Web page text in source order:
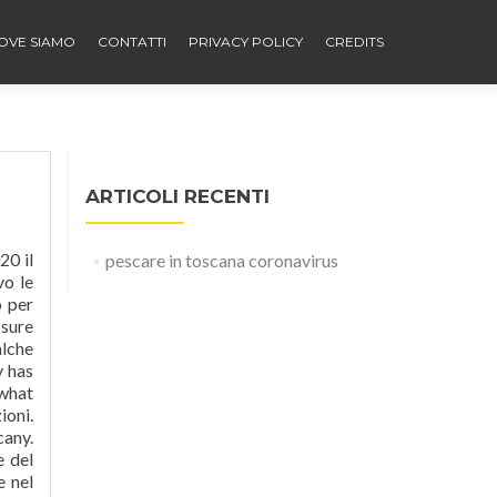
SIAMO CONTATTI PRIVACY POLICY CREDITS
di prevenzione da covid-19 da applicare per partecipare agli esami. COVID: le prove di esame per le abilitazioni venatorie, l'abilitazione guardia venatoria volontari... Caccia di selezione al cinghiale e altri ungulati, sessioni di esame, Esame per l'abilitazione all'esercizio venatorio 2020, Guardie Venatorie Volontarie: le sessioni di
ARTICOLI RECENTI
pescare in toscana coronavirus